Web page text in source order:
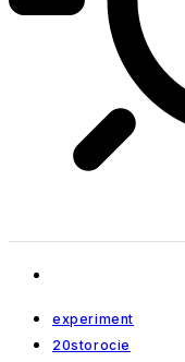
experiment
20storocie